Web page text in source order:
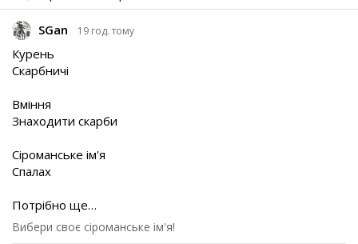
SGan 19 год. тому
Курень
Скарбничі
Вміння
Знаходити скарби
Сіроманське ім'я
Спалах
Потрібно ще…
Вибери своє сіроманське ім'я!